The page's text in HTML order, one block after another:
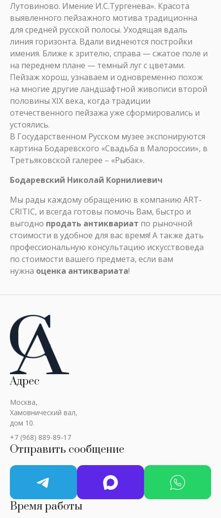
Лутовиново. Имение И.С.Тургенева». Красота
выявленного пейзажного мотива традиционна
для средней русской полосы. Уходящая вдаль
линия горизонта. Вдали виднеются постройки
имения. Ближе к зрителю, справа — сжатое поле и
на переднем плане — темный луг с цветами.
Пейзаж хорош, узнаваем и одновременно похож
на многие другие ландшафтной живописи второй
половины XIX века, когда традиции
отечественного пейзажа уже сформировались и
устоялись.
В Государственном Русском музее экспонируются
картина Бодаревского «Свадьба в Малороссии», в
Третьяковской галерее – «Рыбак».
Бодаревский Николай Корнилиевич
Мы рады каждому обращению в компанию ART-
CRITIC, и всегда готовы помочь Вам, быстро и
выгодно продать антиквариат по рыночной
стоимости в удобное для вас время! А также дать
профессиональную консультацию искусствоведа
по стоимости вашего предмета, если вам
нужна оценка антиквариата!
Адрес
Москва,
Хамовнический вал,
дом 10.
+7 (968) 889-89-17
Отправить сообщение
Время работы